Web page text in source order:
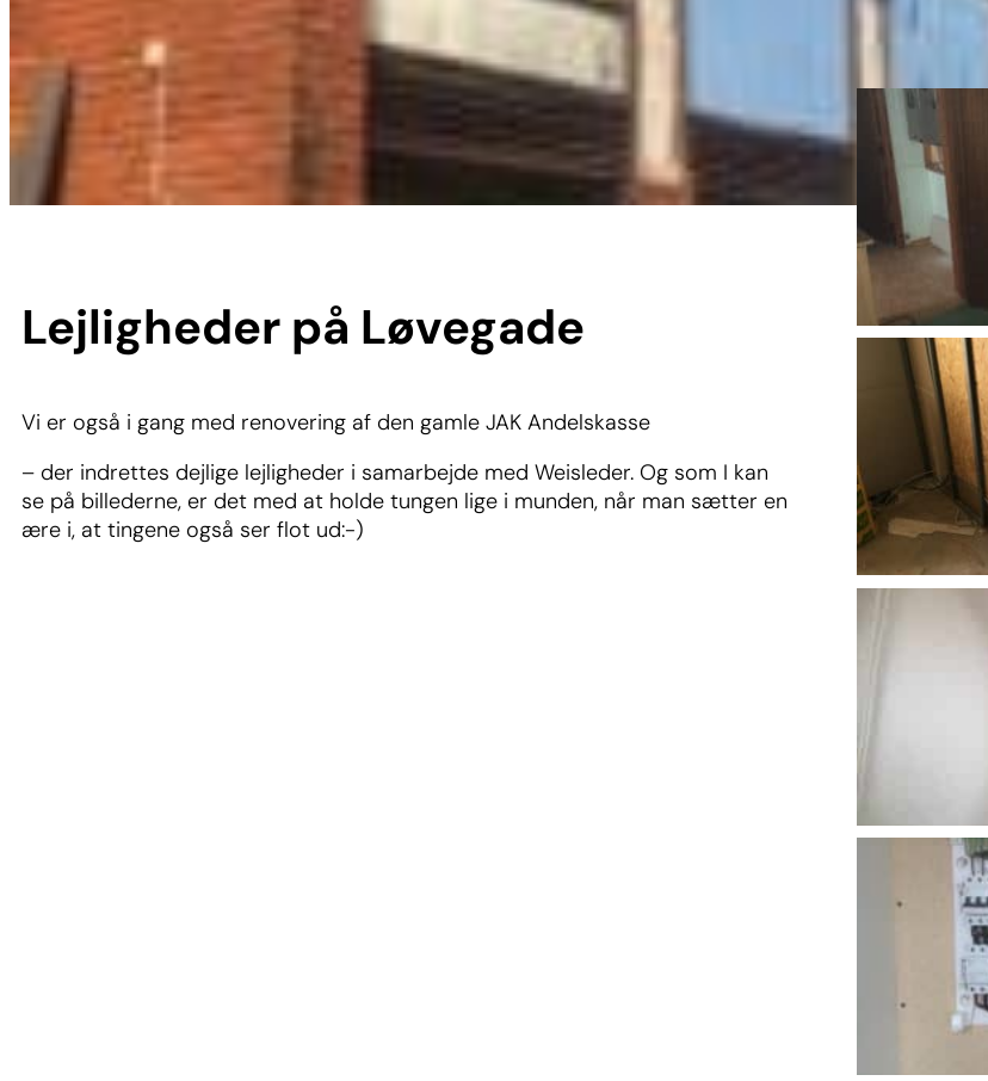
Lejligheder på Løvegade
Vi er også i gang med renovering af den gamle JAK Andelskasse
– der indrettes dejlige lejligheder i samarbejde med Weisleder. Og som I kan
se på billederne, er det med at holde tungen lige i munden, når man sætter en
ære i, at tingene også ser flot ud:-)